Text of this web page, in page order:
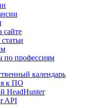
сайте
по профессиям
календарь
к ПО
HeadHunter
API